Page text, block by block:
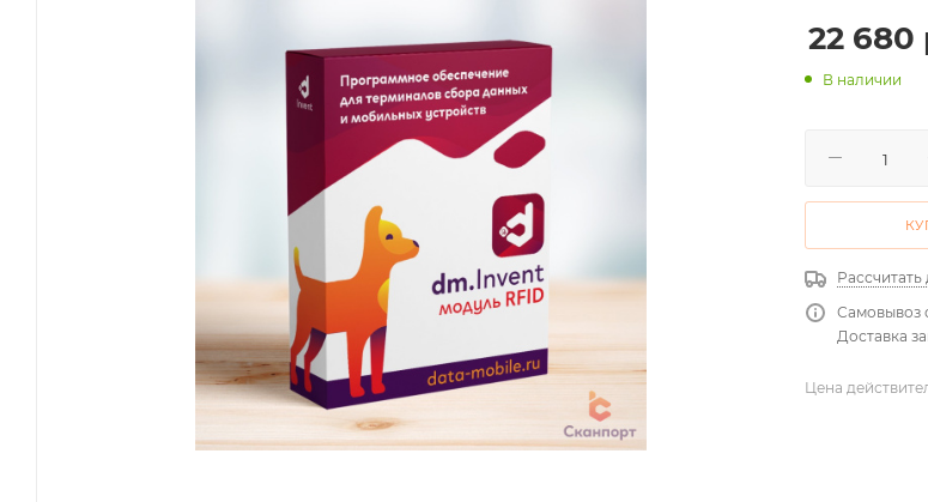
22 680
В наличии
Рассчитать
Самовывоз
Доставка
Цена